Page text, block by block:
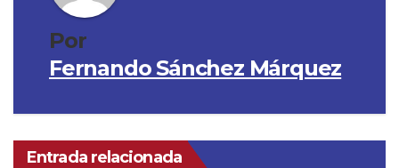
Por
Fernando Sánchez Márquez
Entrada relacionada